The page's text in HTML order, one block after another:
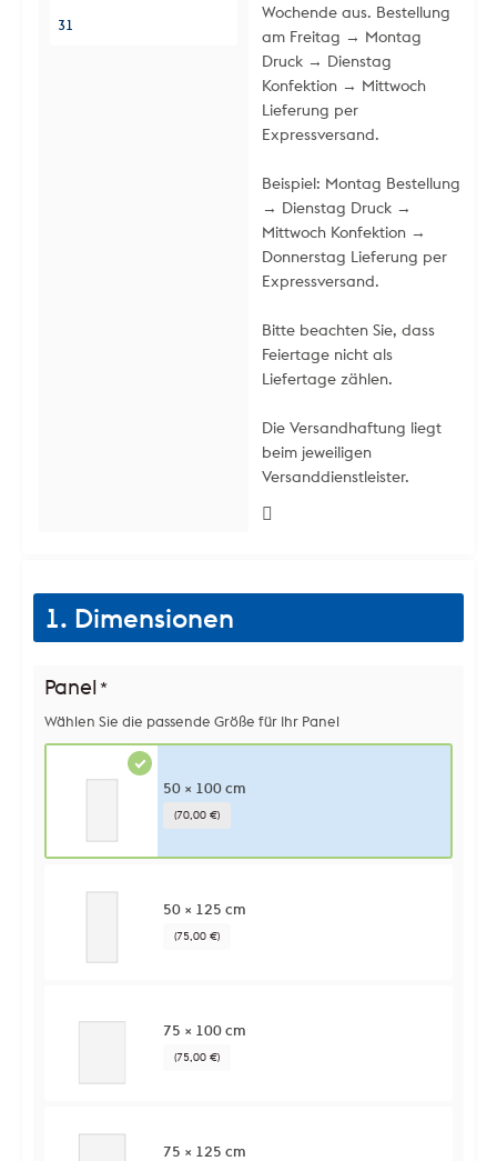
31
Wochende aus. Bestellung
am Freitag → Montag
Druck → Dienstag
Konfektion → Mittwoch
Lieferung per
Expressversand.
Beispiel: Montag Bestellung
→ Dienstag Druck →
Mittwoch Konfektion →
Donnerstag Lieferung per
Expressversand.
Bitte beachten Sie, dass
Feiertage nicht als
Liefertage zählen.
Die Versandhaftung liegt
beim jeweiligen
Versanddienstleister.
1. Dimensionen
Panel *
Wählen Sie die passende Größe für Ihr Panel
50 × 100 cm
(70,00 €)
50 × 125 cm
(75,00 €)
75 × 100 cm
(75,00 €)
75 × 125 cm